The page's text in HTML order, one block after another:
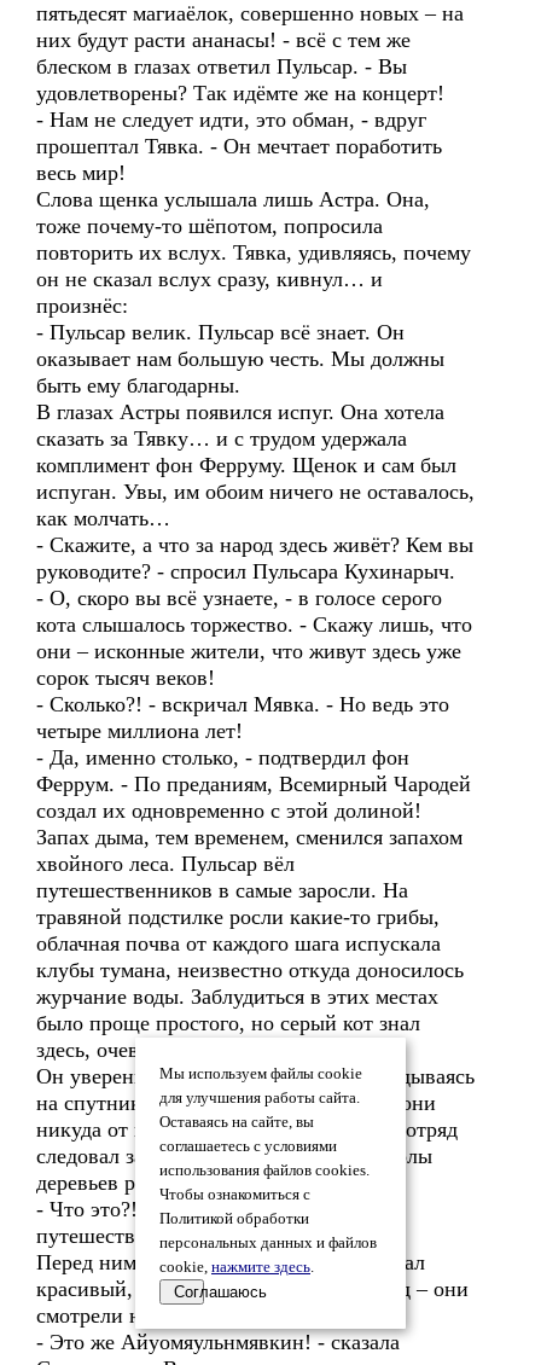
пятьдесят магиаёлок, совершенно новых – на
них будут расти ананасы! - всё с тем же
блеском в глазах ответил Пульсар. - Вы
удовлетворены? Так идёмте же на концерт!
- Нам не следует идти, это обман, - вдруг
прошептал Тявка. - Он мечтает поработить
весь мир!
Слова щенка услышала лишь Астра. Она,
тоже почему-то шёпотом, попросила
повторить их вслух. Тявка, удивляясь, почему
он не сказал вслух сразу, кивнул… и
произнёс:
- Пульсар велик. Пульсар всё знает. Он
оказывает нам большую честь. Мы должны
быть ему благодарны.
В глазах Астры появился испуг. Она хотела
сказать за Тявку… и с трудом удержала
комплимент фон Ферруму. Щенок и сам был
испуган. Увы, им обоим ничего не оставалось,
как молчать…
- Скажите, а что за народ здесь живёт? Кем вы
руководите? - спросил Пульсара Кухинарыч.
- О, скоро вы всё узнаете, - в голосе серого
кота слышалось торжество. - Скажу лишь, что
они – исконные жители, что живут здесь уже
сорок тысяч веков!
- Сколько?! - вскричал Мявка. - Но ведь это
четыре миллиона лет!
- Да, именно столько, - подтвердил фон
Феррум. - По преданиям, Всемирный Чародей
создал их одновременно с этой долиной!
Запах дыма, тем временем, сменился запахом
хвойного леса. Пульсар вёл
путешественников в самые заросли. На
травяной подстилке росли какие-то грибы,
облачная почва от каждого шага испускала
клубы тумана, неизвестно откуда доносилось
журчание воды. Заблудиться в этих местах
было проще простого, но серый кот знал
здесь, очевидно, каждый уголок.
Он уверенно шёл вперёд, даже не оглядываясь
на спутников, словно был уверен, что они
никуда от него не денутся. Маленький отряд
следовал за ним, как во сне. И тут стволы
деревьев расступились.
- Что это?! - в один голос выдохнули
путешественники.
Перед ними в огромной котловине лежал
красивый, удивительно знакомый город – они
смотрели на него с вершины горы.
- Это же Айуомяульнмявкин! - сказала
Мы используем файлы cookie
для улучшения работы сайта.
Оставаясь на сайте, вы
соглашаетесь с условиями
использования файлов cookies.
Чтобы ознакомиться с
Политикой обработки
персональных данных и файлов
cookie, нажмите здесь.
Соглашаюсь